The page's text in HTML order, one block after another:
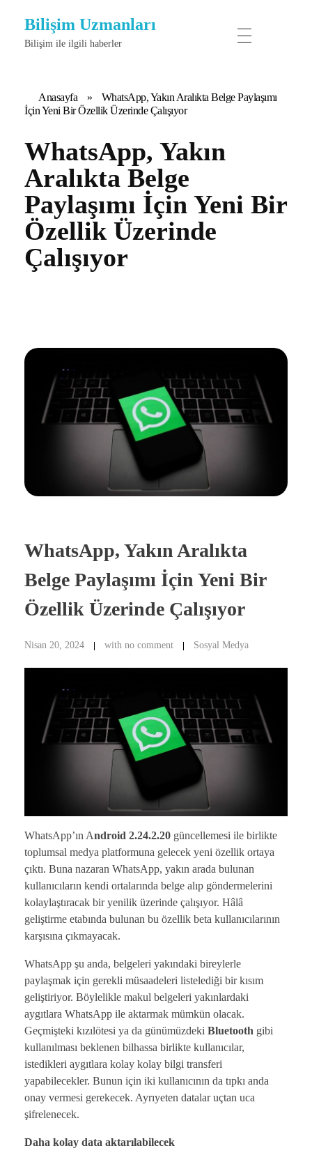
Bilişim Uzmanları
Bilişim ile ilgili haberler
Anasayfa »
WhatsApp, Yakın Aralıkta Belge Paylaşımı
İçin Yeni Bir Özellik Üzerinde Çalışıyor
WhatsApp, Yakın
Aralıkta Belge
Paylaşımı İçin Yeni Bir
Özellik Üzerinde
Çalışıyor
WhatsApp, Yakın Aralıkta
Belge Paylaşımı İçin Yeni Bir
Özellik Üzerinde Çalışıyor
Nisan 20, 2024 with no comment Sosyal Medya
WhatsApp’ın Android 2.24.2.20 güncellemesi ile birlikte
toplumsal medya platformuna gelecek yeni özellik ortaya
çıktı. Buna nazaran WhatsApp, yakın arada bulunan
kullanıcıların kendi ortalarında belge alıp göndermelerini
kolaylaştıracak bir yenilik üzerinde çalışıyor. Hâlâ
geliştirme etabında bulunan bu özellik beta kullanıcılarının
karşısına çıkmayacak.
WhatsApp şu anda, belgeleri yakındaki bireylerle
paylaşmak için gerekli müsaadeleri listelediği bir kısım
geliştiriyor. Böylelikle makul belgeleri yakınlardaki
aygıtlara WhatsApp ile aktarmak mümkün olacak.
Geçmişteki kızılötesi ya da günümüzdeki Bluetooth gibi
kullanılması beklenen bilhassa birlikte kullanıcılar,
istedikleri aygıtlara kolay kolay bilgi transferi
yapabilecekler. Bunun için iki kullanıcının da tıpkı anda
onay vermesi gerekecek. Ayrıyeten datalar uçtan uca
şifrelenecek.
Daha kolay data aktarılabilecek